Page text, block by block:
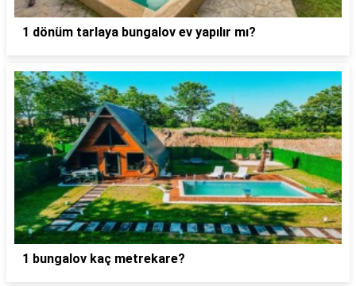
1 dönüm tarlaya bungalov ev yapılır mı?
1 bungalov kaç metrekare?